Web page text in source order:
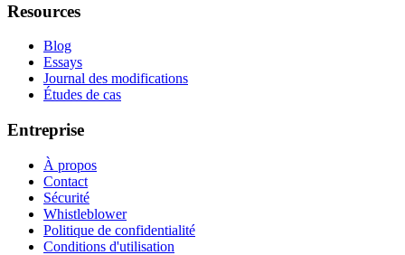
Resources
Blog
Essays
Journal des modifications
Études de cas
Entreprise
À propos
Contact
Sécurité
Whistleblower
Politique de confidentialité
Conditions d'utilisation